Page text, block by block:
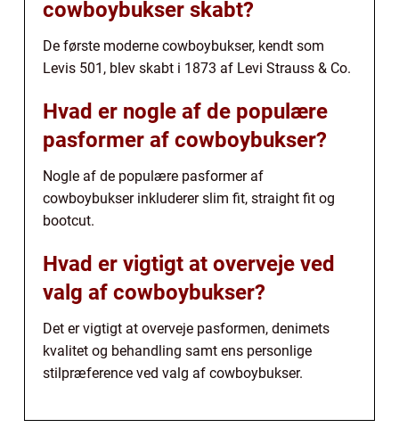
cowboybukser skabt?
De første moderne cowboybukser, kendt som
Levis 501, blev skabt i 1873 af Levi Strauss & Co.
Hvad er nogle af de populære
pasformer af cowboybukser?
Nogle af de populære pasformer af
cowboybukser inkluderer slim fit, straight fit og
bootcut.
Hvad er vigtigt at overveje ved
valg af cowboybukser?
Det er vigtigt at overveje pasformen, denimets
kvalitet og behandling samt ens personlige
stilpræference ved valg af cowboybukser.